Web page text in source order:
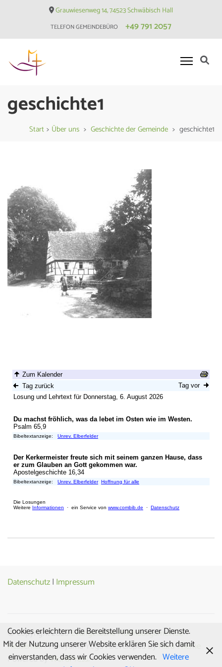
Grauwiesenweg 14, 74523 Schwäbisch Hall
TELEFON GEMEINDEBÜRO +49 791 2057
Hessental
geschichte1
Start > Über uns > Geschichte der Gemeinde > geschichte1
Datenschutz| Impressum
© Copyright 2026Evangelische Matthäusgemeinde
Hessental. Pranayama Yoga | Developed ByRara Theme
Powered byWordPress.
Cookies erleichtern die Bereitstellung unserer Dienste.
Mit der Nutzung unserer Website erklären Sie sich damit
einverstanden, dass wir Cookies verwenden. Weitere